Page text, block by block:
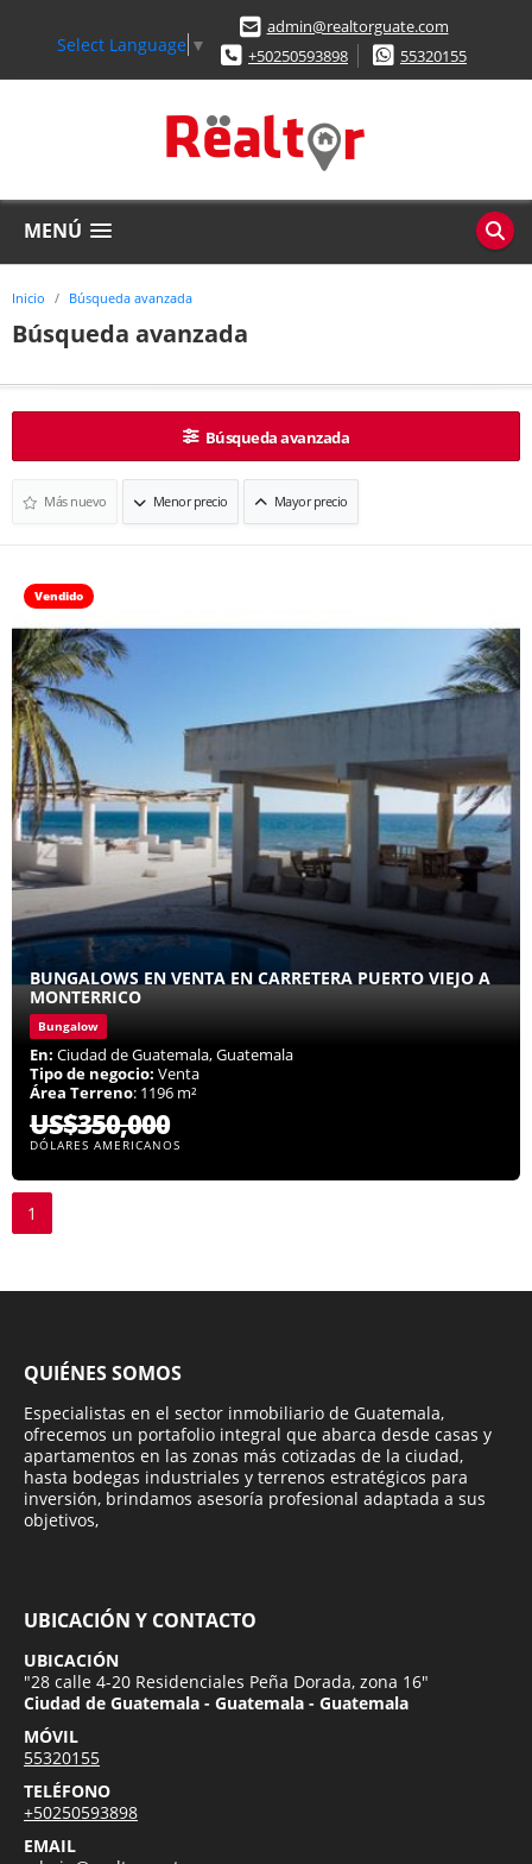
Select Language ▼
admin@realtorguate.com
+50250593898
55320155
MENÚ
Inicio Búsqueda avanzada
Búsqueda avanzada
Búsqueda avanzada
Más nuevo Menor precio Mayor precio
Vendido
BUNGALOWS EN VENTA EN CARRETERA PUERTO VIEJO A
MONTERRICO
Bungalow
En: Ciudad de Guatemala, Guatemala
Tipo de negocio: Venta
Área Terreno: 1196 m²
US$350,000
DÓLARES AMERICANOS
1
QUIÉNES SOMOS
Especialistas en el sector inmobiliario de Guatemala,
ofrecemos un portafolio integral que abarca desde casas y
apartamentos en las zonas más cotizadas de la ciudad,
hasta bodegas industriales y terrenos estratégicos para
inversión, brindamos asesoría profesional adaptada a sus
objetivos,
UBICACIÓN Y CONTACTO
UBICACIÓN
"28 calle 4-20 Residenciales Peña Dorada, zona 16"
Ciudad de Guatemala - Guatemala - Guatemala
MÓVIL
55320155
TELÉFONO
+50250593898
EMAIL